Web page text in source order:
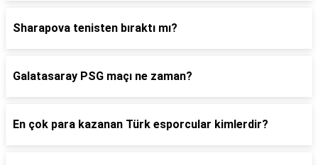
Sharapova tenisten bıraktı mı?
Galatasaray PSG maçı ne zaman?
En çok para kazanan Türk esporcular kimlerdir?